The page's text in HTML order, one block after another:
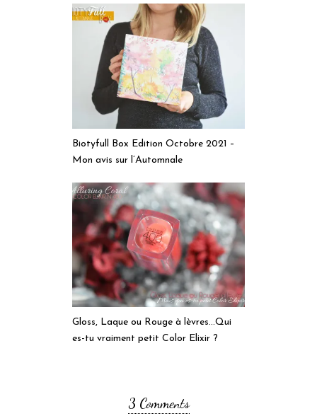
Biotyfull Box Edition Octobre 2021 –
Mon avis sur l’Automnale
Gloss, Laque ou Rouge à lèvres…Qui
es-tu vraiment petit Color Elixir ?
3 Comments